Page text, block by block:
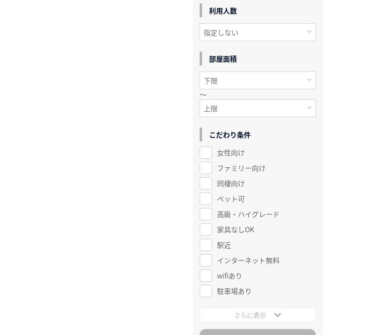
利用人数
部屋面積
～
こだわり条件
女性向け
ファミリー向け
同棲向け
ペット可
高級・ハイグレード
家具なしOK
駅近
インターネット無料
wifiあり
駐車場あり
さらに表示